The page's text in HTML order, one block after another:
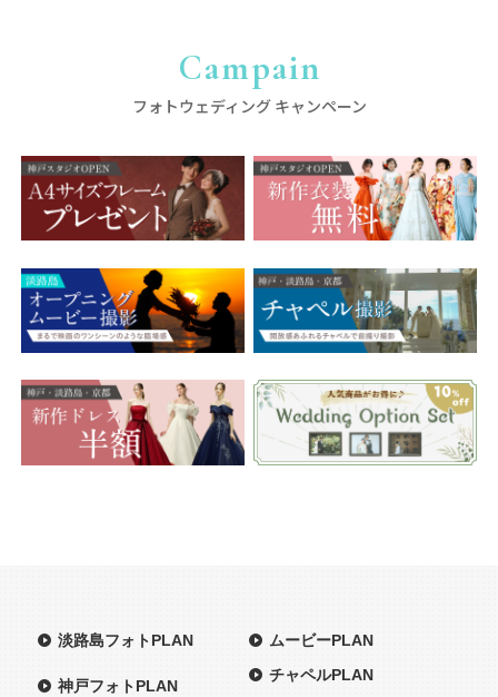
Campain
フォトウェディング キャンペーン
淡路島フォトPLAN
神戸フォトPLAN
ムービーPLAN
チャペルPLAN